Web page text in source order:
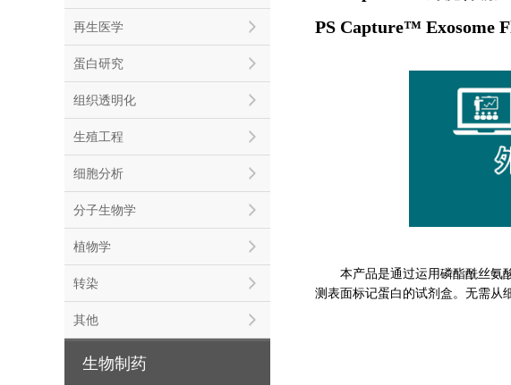
再生医学
蛋白研究
组织透明化
生殖工程
细胞分析
分子生物学
植物学
转染
其他
生物制药
PS Capture™ Exosome
本产品是通过运用磷酯酰丝氨酸
测表面标记蛋白的试剂盒。无需从